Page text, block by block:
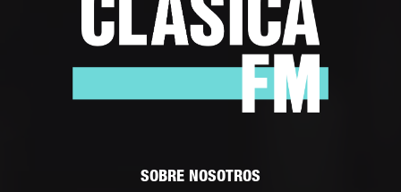
SOBRE NOSOTROS